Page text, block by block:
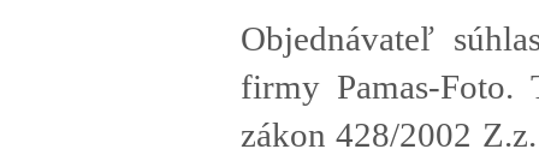
Objednávateľ
firmy Pamas-Foto.
zákon 428/2002